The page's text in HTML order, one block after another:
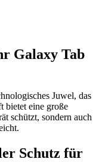
Galaxy Tab
Juwel, das
bietet eine große
schützt, sondern auch
Schutz für